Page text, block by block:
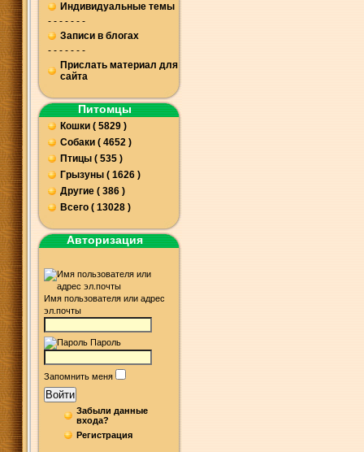
Индивидуальные темы
- - - - - - -
Записи в блогах
- - - - - - -
Прислать материал для
сайта
Питомцы
Кошки ( 5829 )
Собаки ( 4652 )
Птицы ( 535 )
Грызуны ( 1626 )
Другие ( 386 )
Всего ( 13028 )
Авторизация
Имя пользователя или адрес
эл.почты
Пароль
Запомнить меня
Войти
Забыли данные
входа?
Регистрация